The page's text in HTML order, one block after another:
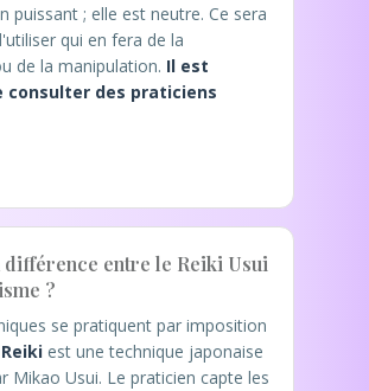
puissant ; elle est neutre. Ce sera
qui en fera de la
de la manipulation. Il est
consulter des praticiens
différence entre le Reiki Usui
?
se pratiquent par imposition
est une technique japonaise
Mikao Usui. Le praticien capte les